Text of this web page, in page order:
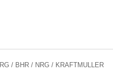
/ BHR / NRG / KRAFTMULLER